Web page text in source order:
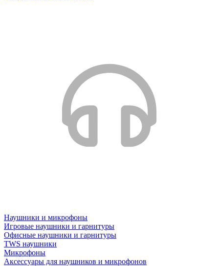
Наушники и микрофоны
Игровые наушники и гарнитуры
Офисные наушники и гарнитуры
TWS наушники
Микрофоны
Аксессуары для наушников и микрофонов